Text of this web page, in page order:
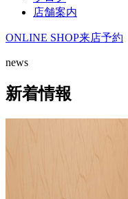
店舗案内
ONLINE SHOP来店予約
news
新着情報